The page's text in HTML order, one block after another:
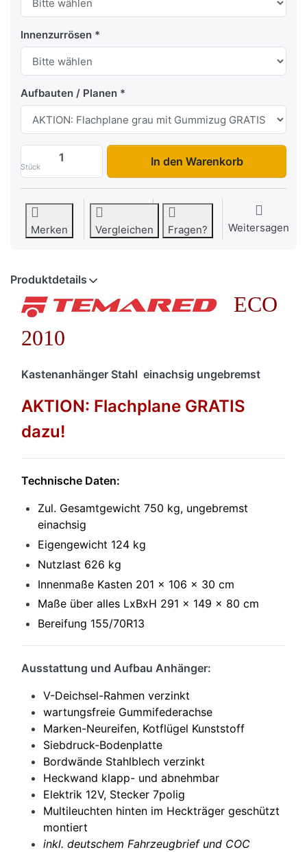
Innenzurrösen
Aufbauten / Planen
Stück
Eco 2010 zu 695,00 €, Menge 1.
In den Warenkorb
Merken Vergleichen Fragen? Weitersagen
Produktdetails
ECO
2010
Kastenanhänger Stahl einachsig ungebremst
AKTION: Flachplane GRATIS
dazu!
Technische Daten:
Zul. Gesamtgewicht 750 kg, ungebremst
einachsig
Eigengewicht 124 kg
Nutzlast 626 kg
Innenmaße Kasten 201 x 106 x 30 cm
Maße über alles LxBxH 291 x 149 x 80 cm
Bereifung 155/70R13
Ausstattung und Aufbau Anhänger:
V-Deichsel-Rahmen verzinkt
wartungsfreie Gummifederachse
Marken-Neureifen, Kotflügel Kunststoff
Siebdruck-Bodenplatte
Bordwände Stahlblech verzinkt
Heckwand klapp- und abnehmbar
Elektrik 12V, Stecker 7polig
Multileuchten hinten im Heckträger geschützt
montiert
inkl. deutschem Fahrzeugbrief und COC